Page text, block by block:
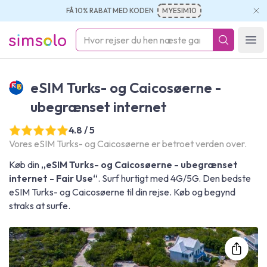
FÅ 10% RABAT MED KODEN MYESIM10
simsolo
eSIM Turks- og Caicosøerne -
ubegrænset internet
4.8 / 5
Vores eSIM Turks- og Caicosøerne er betroet verden over.
Køb din „eSIM Turks- og Caicosøerne - ubegrænset
internet - Fair Use“. Surf hurtigt med 4G/5G. Den bedste
eSIM Turks- og Caicosøerne til din rejse. Køb og begynd
straks at surfe.